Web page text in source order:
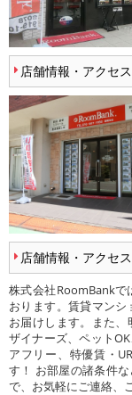
店舗情報・アクセ
店舗情報・アクセ
株式会社RoomBankで
おります。賃貸マン
お届けします。また
ザイナーズ、ペット
アフリー、特優賃・
す！ お部屋の諸条件
で、お気軽にご連絡、